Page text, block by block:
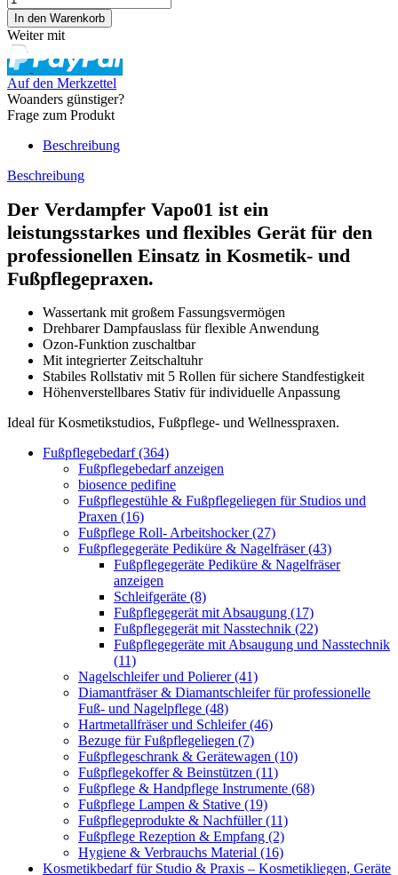
Weiter mit
Auf den Merkzettel
Woanders günstiger?
Frage zum Produkt
Beschreibung
Beschreibung
Der Verdampfer Vapo01 ist ein
leistungsstarkes und flexibles Gerät für den
professionellen Einsatz in Kosmetik- und
Fußpflegepraxen.
Wassertank mit großem Fassungsvermögen
Drehbarer Dampfauslass für flexible Anwendung
Ozon-Funktion zuschaltbar
Mit integrierter Zeitschaltuhr
Stabiles Rollstativ mit 5 Rollen für sichere Standfestigkeit
Höhenverstellbares Stativ für individuelle Anpassung
Ideal für Kosmetikstudios, Fußpflege- und Wellnesspraxen.
Fußpflegebedarf (364)
Fußpflegebedarf anzeigen
biosence pedifine
Fußpflegestühle & Fußpflegeliegen für Studios und
Praxen (16)
Fußpflege Roll- Arbeitshocker (27)
Fußpflegegeräte Pediküre & Nagelfräser (43)
Fußpflegegeräte Pediküre & Nagelfräser
anzeigen
Schleifgeräte (8)
Fußpflegegerät mit Absaugung (17)
Fußpflegegerät mit Nasstechnik (22)
Fußpflegegeräte mit Absaugung und Nasstechnik
(11)
Nagelschleifer und Polierer (41)
Diamantfräser & Diamantschleifer für professionelle
Fuß- und Nagelpflege (48)
Hartmetallfräser und Schleifer (46)
Bezuge für Fußpflegeliegen (7)
Fußpflegeschrank & Gerätewagen (10)
Fußpflegekoffer & Beinstützen (11)
Fußpflege & Handpflege Instrumente (68)
Fußpflege Lampen & Stative (19)
Fußpflegeprodukte & Nachfüller (11)
Fußpflege Rezeption & Empfang (2)
Hygiene & Verbrauchs Material (16)
Kosmetikbedarf für Studio & Praxis – Kosmetikliegen, Geräte